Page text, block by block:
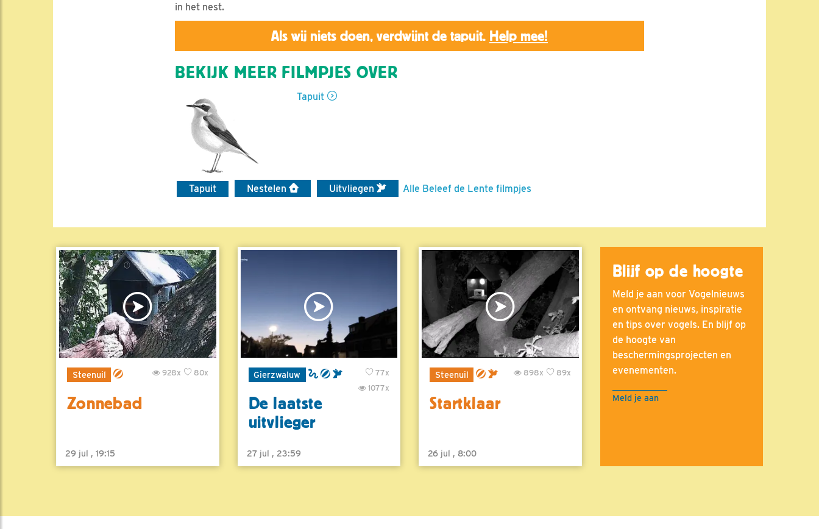
in het nest.
Als wij niets doen, verdwijnt de tapuit. Help mee!
BEKIJK MEER FILMPJES OVER
Tapuit
Tapuit Nestelen Uitvliegen Alle Beleef de Lente filmpjes
Steenuil 80x
928x
Zonnebad
29 jul , 19:15
Gierzwaluw
77x
1077x
De laatste
uitvlieger
27 jul , 23:59
Steenuil 89x
898x
Startklaar
26 jul , 8:00
Blijf op de hoogte
Meld je aan voor Vogelnieuws
en ontvang nieuws, inspiratie
en tips over vogels. En blijf op
de hoogte van
beschermingsprojecten en
evenementen.
Meld je aan